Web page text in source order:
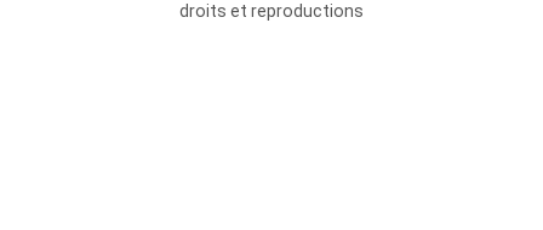
droits et reproductions